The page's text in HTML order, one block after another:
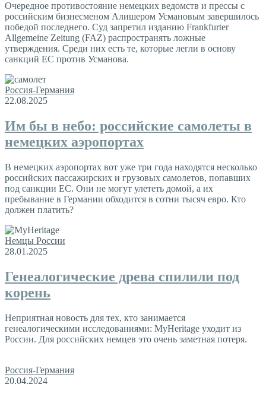
Очередное противостояние немецких ведомств и прессы с
российским бизнесменом Алишером Усмановым завершилось
победой последнего. Суд запретил изданию Frankfurter
Allgemeine Zeitung (FAZ) распространять ложные
утверждения. Среди них есть те, которые легли в основу
санкций ЕС против Усманова.
Россия-Германия
22.08.2025
Им бы в небо: российские самолеты в
немецких аэропортах
В немецких аэропортах вот уже три года находятся несколько
российских пассажирских и грузовых самолетов, попавших
под санкции ЕС. Они не могут улететь домой, а их
пребывание в Германии обходится в сотни тысяч евро. Кто
должен платить?
Немцы России
28.01.2025
Генеалогические древа спилили под
корень
Неприятная новость для тех, кто занимается
генеалогическими исследованиями: MyHeritage уходит из
России. Для российских немцев это очень заметная потеря.
Россия-Германия
20.04.2024